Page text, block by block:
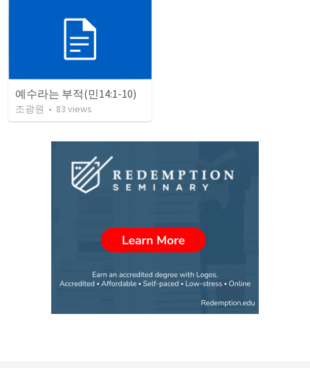
예수라는 부적(민14:1-10)
조광원 • 83 views